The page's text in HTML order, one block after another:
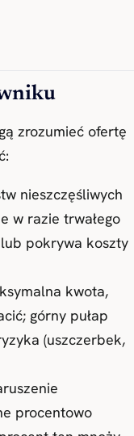
zrozumieć ofertę
nieszczęśliwych
w razie trwałego
pokrywa koszty
kwota,
górny pułap
(uszczerbek,
procentowo